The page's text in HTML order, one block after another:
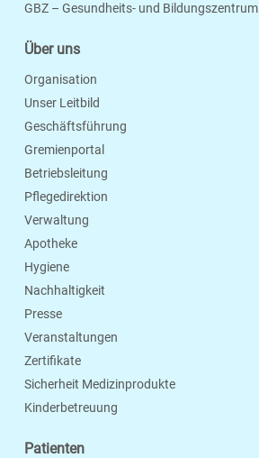
GBZ – Gesundheits- und Bildungszentrum
Über uns
Organisation
Unser Leitbild
Geschäftsführung
Gremienportal
Betriebsleitung
Pflegedirektion
Verwaltung
Apotheke
Hygiene
Nachhaltigkeit
Presse
Veranstaltungen
Zertifikate
Sicherheit Medizinprodukte
Kinderbetreuung
Patienten